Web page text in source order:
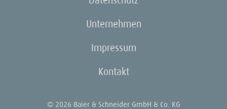
Unternehmen
Impressum
Kontakt
© 2026 Baier & Schneider GmbH & Co. KG